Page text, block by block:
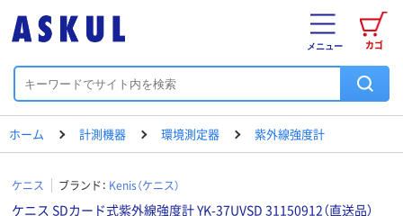
カゴ
メニュー
ホーム 計測機器 環境測定器 紫外線強度計
ケニス ブランド： Kenis（ケニス）
ケニス SDカード式紫外線強度計 YK-37UVSD 31150912（直送品）